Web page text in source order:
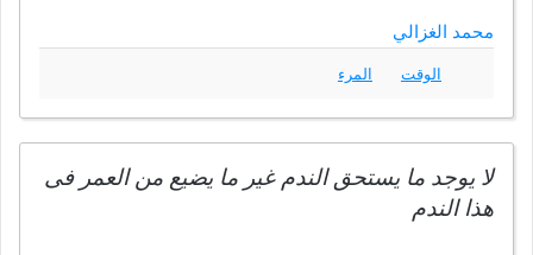
محمد الغزالي
الوقت المرء
لا يوجد ما يستحق الندم غير ما يضيع من العمر فى
هذا الندم